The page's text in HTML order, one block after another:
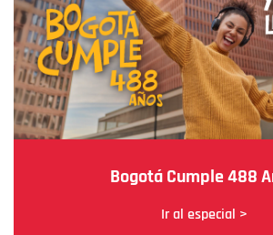
Bogotá Cumple 488
Ir al especial >